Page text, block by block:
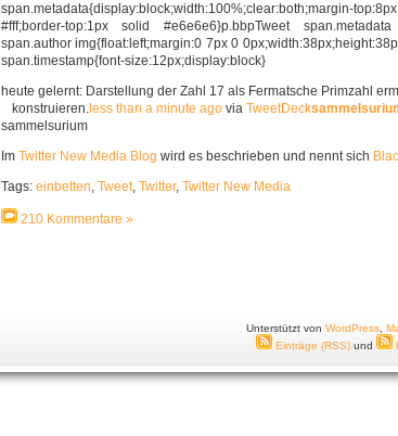
span.metadata{display:block;width:100%;clear:both;margin-
#fff;border-top:1px solid #e6e6e6}p.bbpTweet
span.author img{float:left;margin:0 7px 0
span.timestamp{font-size:12px;display:block}
heute gelernt: Darstellung der Zahl 17 als Fermatsche Primzahl
konstruieren.less than a minute agovia TweetDeck
sammelsurium
Im Twitter New Media Blog wird es beschrieben und nennt sich
Tags: einbetten, Tweet, Twitter, Twitter New Media
210 Kommentare »
Unterstützt von WordPress
Einträge (RSS)und